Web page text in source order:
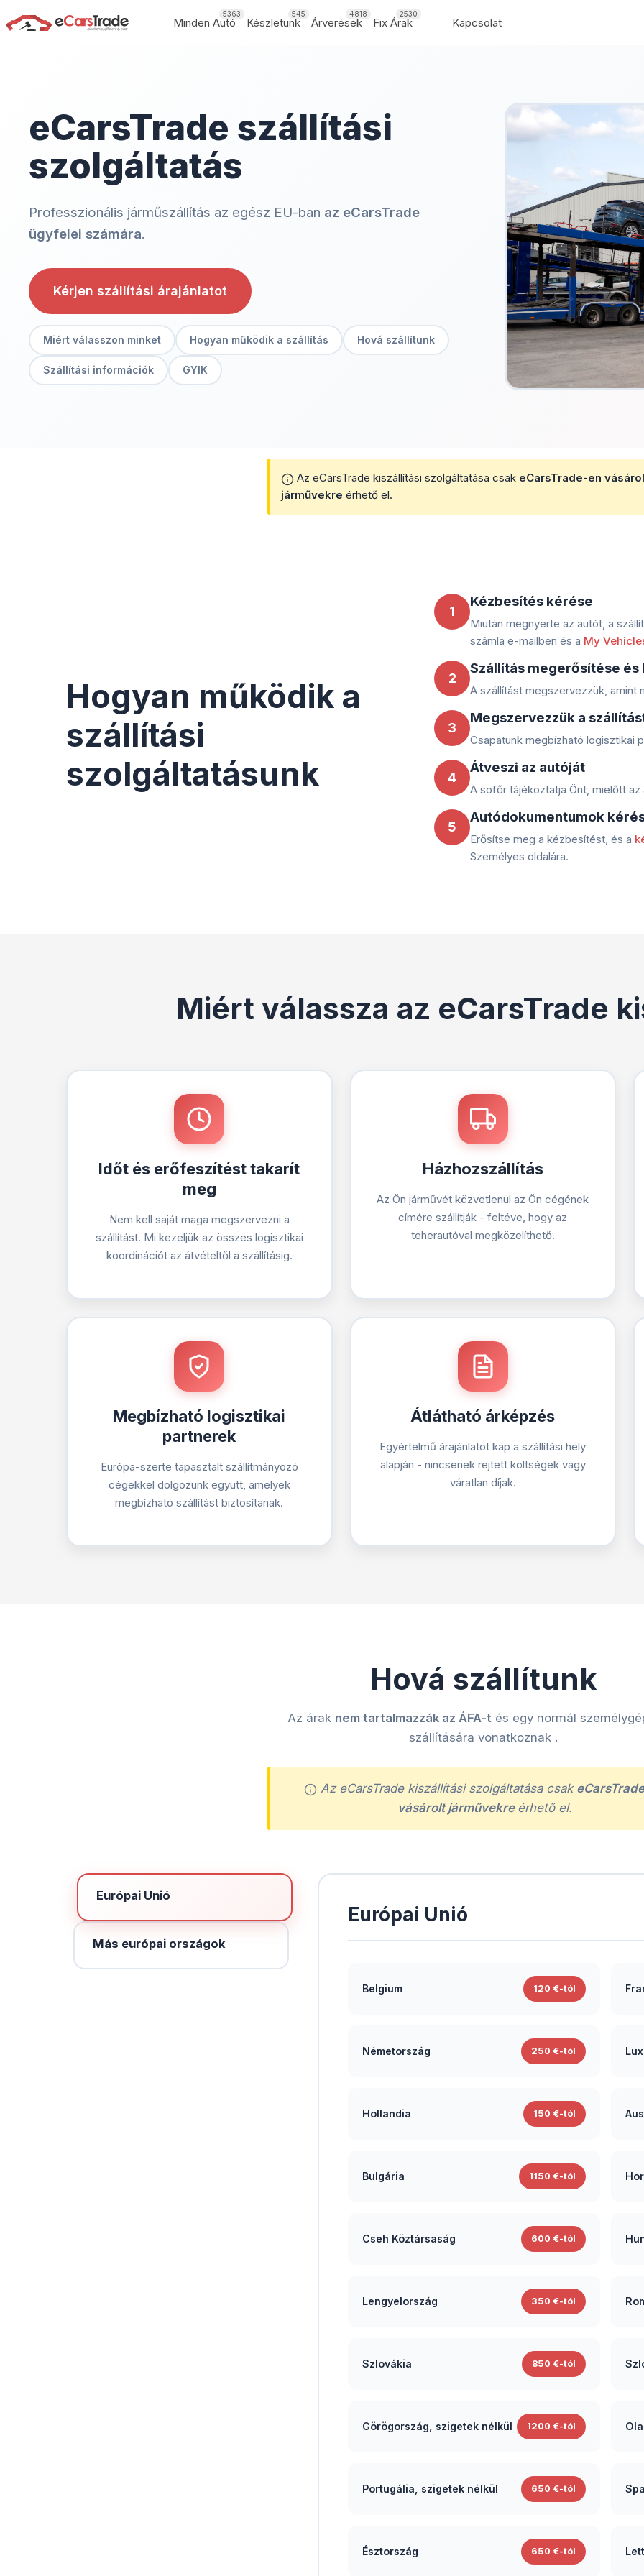
Minden Autó
5363
Készletünk
545
Árverések
4818
Fix Árak
2530
Kapcsolat
eCarsTrade szállítási
szolgáltatás
Professzionális járműszállítás az egész EU-ban az eCarsTrade
ügyfelei számára.
Kérjen szállítási árajánlatot
Miért válasszon minket Hogyan működik a szállítás Hová szállítunk
Szállítási információk GYIK
Az eCarsTrade kiszállítási szolgáltatása csak eCarsTrade-en
járművekre érhető el.
Hogyan működik a
szállítási
szolgáltatásunk
1
Kézbesítés kérése
Miután megnyerte az autót, a
számla e-mailben és a My
2
Szállítás megerősítése
A szállítást megszervezzük, amint
3
Megszervezzük a
Csapatunk megbízható logisztikai
4
Átveszi az autóját
A sofőr tájékoztatja Önt, mielőtt
5
Autódokumentumok
Erősítse meg a kézbesítést, és a
Személyes oldalára.
Miért válassza az eCarsTrade
Időt és erőfeszítést takarít
meg
Nem kell saját maga megszervezni a
szállítást. Mi kezeljük az összes logisztikai
koordinációt az átvételtől a szállításig.
Házhozszállítás
Az Ön járművét közvetlenül az Ön cégének
címére szállítják - feltéve, hogy az
teherautóval megközelíthető.
Megbízható logisztikai
partnerek
Európa-szerte tapasztalt szállítmányozó
cégekkel dolgozunk együtt, amelyek
megbízható szállítást biztosítanak.
Átlátható árképzés
Egyértelmű árajánlatot kap a szállítási hely
alapján - nincsenek rejtett költségek vagy
váratlan díjak.
Hová szállítunk
Az árak nem tartalmazzák az ÁFA-t és egy normál
szállítására vonatkoznak .
Az eCarsTrade kiszállítási szolgáltatása csak
vásárolt járművekre érhető el.
Európai Unió
Más európai országok
Európai Unió
Belgium 120 €-tól
Németország 250 €-tól
Hollandia 150 €-tól
Bulgária 1150 €-tól
Cseh Köztársaság 600 €-tól
Lengyelország 350 €-tól
Szlovákia 850 €-tól
Görögország, szigetek nélkül 1200 €-tól
Portugália, szigetek nélkül 650 €-tól
Észtország 650 €-tól